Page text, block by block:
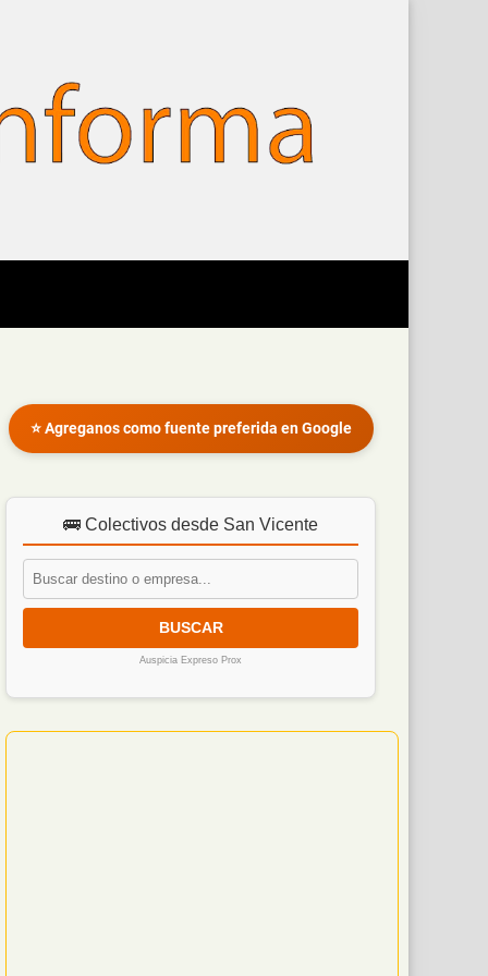
⭐ Agreganos como fuente preferida en Google
🚌 Colectivos desde San Vicente
BUSCAR
Auspicia Expreso Prox